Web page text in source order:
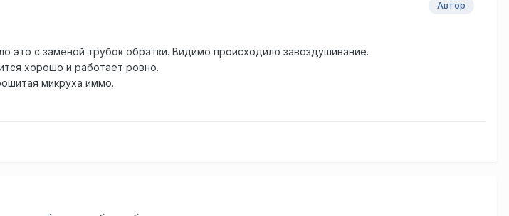
Автор
это с заменой трубок обратки. Видимо происходило завоздушивание.
хорошо и работает ровно.
микруха иммо.